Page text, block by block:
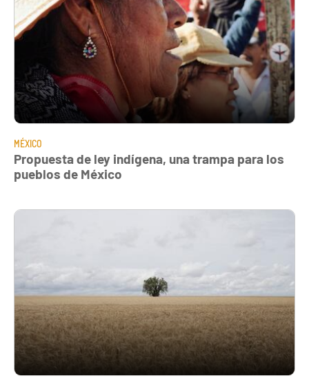
MÉXICO
Propuesta de ley indígena, una trampa para los
pueblos de México